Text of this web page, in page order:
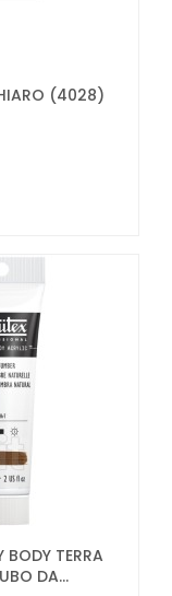
(4028)
BODY TERRA
DA...